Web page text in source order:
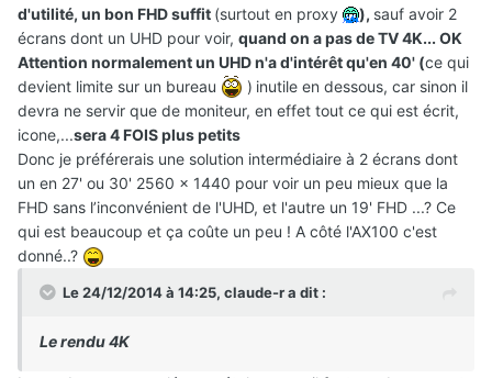
d'utilité, un bon FHD suffit (surtout en proxy ), sauf avoir 2
écrans dont un UHD pour voir, quand on a pas de TV 4K... OK
Attention normalement un UHD n'a d'intérêt qu'en 40' (ce qui
devient limite sur un bureau
) inutile en dessous, car sinon il
devra ne servir que de moniteur, en effet tout ce qui est écrit,
icone,...sera 4 FOIS plus petits
Donc je préférerais une solution intermédiaire à 2 écrans dont
un en 27' ou 30' 2560 x 1440 pour voir un peu mieux que la
FHD sans l’inconvénient de l'UHD, et l'autre un 19' FHD ...? Ce
qui est beaucoup et ça coûte un peu ! A côté l'AX100 c'est
donné..?
Le 24/12/2014 à 14:25, claude-r a dit :
Le rendu 4K